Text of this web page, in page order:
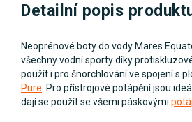
Detailní popis
Neoprénové boty do vody Mares
všechny vodní sporty díky
použít i pro šnorchlování ve spojení s
Pure . Pro přístrojové potápění jsou
dají se použít se všemi páskovými